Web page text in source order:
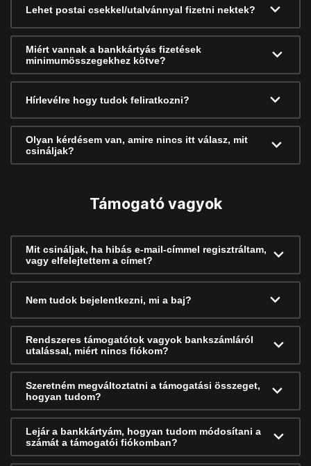
Lehet postai csekkel/utalvánnyal fizetni nektek?
Miért vannak a bankkártyás fizetések
minimumösszegekhez kötve?
Hírlevélre hogy tudok feliratkozni?
Olyan kérdésem van, amire nincs itt válasz, mit
csináljak?
Támogató vagyok
Mit csináljak, ha hibás e-mail-címmel regisztráltam,
vagy elfelejtettem a címet?
Nem tudok bejelentkezni, mi a baj?
Rendszeres támogatótok vagyok bankszámláról
utalással, miért nincs fiókom?
Szeretném megváltoztatni a támogatási összeget,
hogyan tudom?
Lejár a bankkártyám, hogyan tudom módosítani a
számát a támogatói fiókomban?